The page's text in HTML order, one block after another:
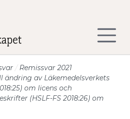
Remissvar 2021
ändring av Läkemedelsverkets
om licens och
(HSLF-FS 2018:26) om